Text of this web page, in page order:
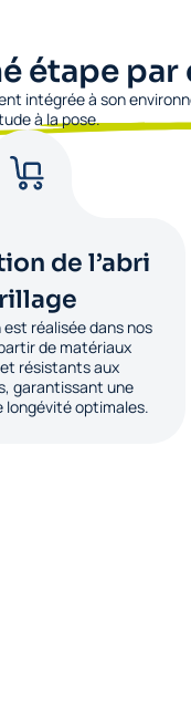
étape par
intégrée à son
à la pose.
de l’abri
réalisée dans nos
de matériaux
résistants aux
garantissant une
longévité optimales.